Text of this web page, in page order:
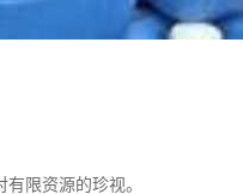
限资源的珍视。